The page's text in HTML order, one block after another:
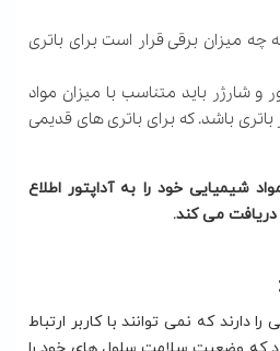
میزان برقی قرار است برای باتری
و شارژر باید متناسب با میزان مواد
باتری باشد. که برای باتری های قدیمی
شیمیایی خود را به آداپتور اطلاع
دریافت می کند.
دارند که نمی توانند با کاربر ارتباط